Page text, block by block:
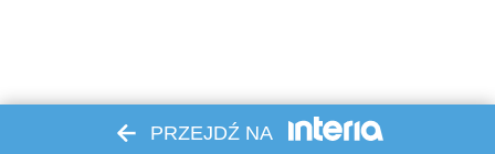
PRZEJDŹ NA